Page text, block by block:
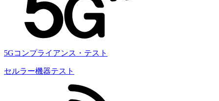
5Gコンプライアンス・テスト
セルラー機器テスト